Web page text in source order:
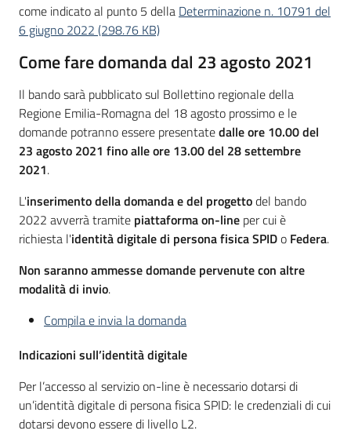
come indicato al punto 5 della Determinazione n. 10791 del
6 giugno 2022 (298.76 KB)
Come fare domanda dal 23 agosto 2021
Il bando sarà pubblicato sul Bollettino regionale della
Regione Emilia-Romagna del 18 agosto prossimo e le
domande potranno essere presentatedalle ore 10.00 del
23 agosto 2021 fino alle ore 13.00 del 28 settembre
2021.
L'inserimento della domanda e del progettodel bando
2022 avverrà tramite piattaforma on-line per cui è
richiesta l'identità digitale di persona fisica SPIDo Federa.
Non saranno ammesse domande pervenute con altre
modalità di invio.
Compila e invia la domanda
Indicazioni sull’identità digitale
Per l’accesso al servizio on-line è necessario dotarsi di
un’identità digitale di persona fisica SPID: le credenziali di cui
dotarsi devono essere di livello L2.